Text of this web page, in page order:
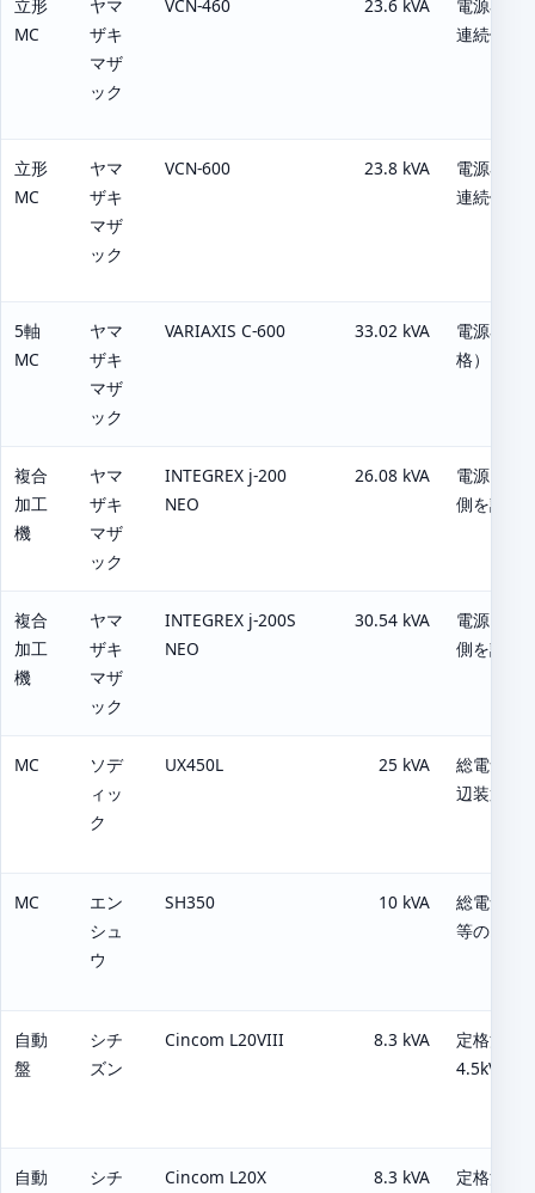
立形
MC
ヤマ
ザキ
マザ
ック
VCN-460 23.6 kVA
電源容量
連続側を
立形
MC
ヤマ
ザキ
マザ
ック
VCN-600 23.8 kVA
電源容量
連続側を
5軸
MC
ヤマ
ザキ
マザ
ック
VARIAXIS C-600 33.02 kVA
電源容量
格）。
複合
加工
機
ヤマ
ザキ
マザ
ック
INTEGREX j-200
NEO
26.08 kVA
電源：
側を記載
複合
加工
機
ヤマ
ザキ
マザ
ック
INTEGREX j-200S
NEO
30.54 kVA
電源：
側を記載
MC
ソデ
ィッ
ク
UX450L 25 kVA
総電気容
辺装置で
MC
エン
シュ
ウ
SH350 10 kVA
総電気容
等のオプ
自動
盤
シチ
ズン
Cincom L20VIII 8.3 kVA
定格消費
4.5kVA。
自動
シチ
Cincom L20X 8.3 kVA
定格消費